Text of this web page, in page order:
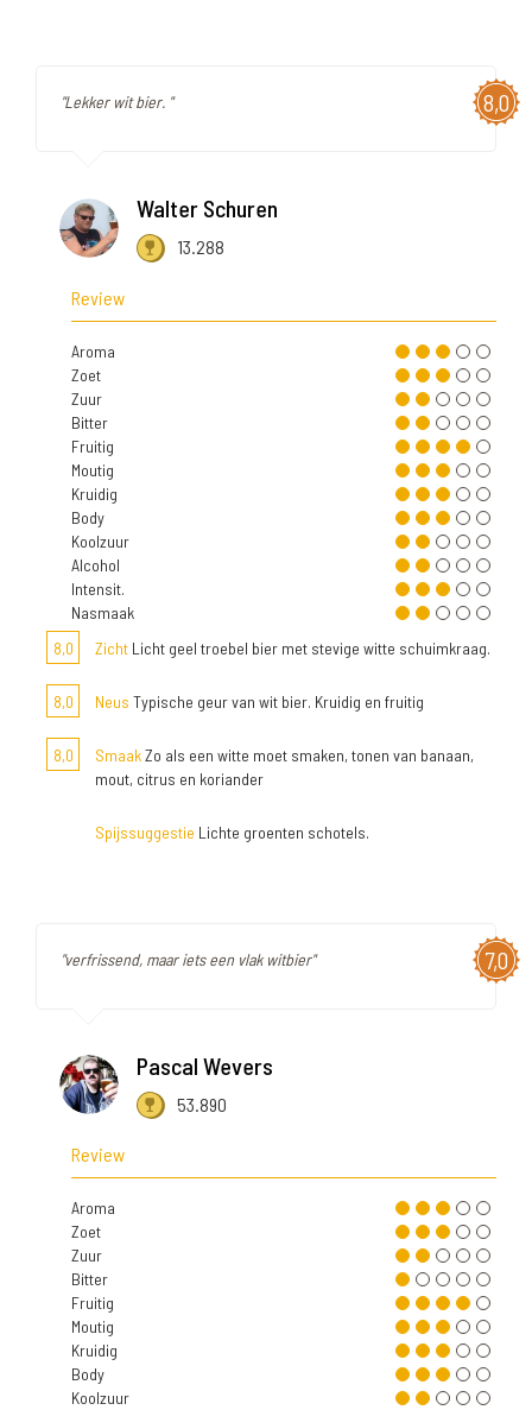
8,0
"Lekker wit bier. "
Walter Schuren
13.288
Review
Aroma
Zoet
Zuur
Bitter
Fruitig
Moutig
Kruidig
Body
Koolzuur
Alcohol
Intensit.
Nasmaak
8,0
Zicht Licht geel troebel bier met stevige witte schuimkraag.
8,0 Neus Typische geur van wit bier. Kruidig en fruitig
8,0 SmaakZo als een witte moet smaken, tonen van banaan,
mout, citrus en koriander
Spijssuggestie Lichte groenten schotels.
7,0
"verfrissend, maar iets een vlak witbier"
Pascal Wevers
53.890
Review
Aroma
Zoet
Zuur
Bitter
Fruitig
Moutig
Kruidig
Body
Koolzuur